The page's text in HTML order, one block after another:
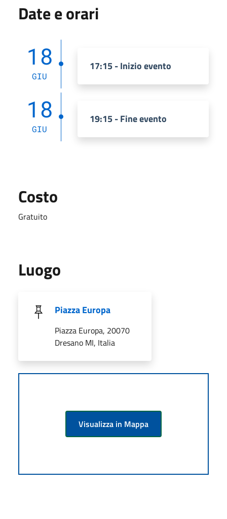
Date e orari
18
GIU
17:15 - Inizio evento
18
GIU
19:15 - Fine evento
Costo
Gratuito
Luogo
Piazza Europa
Piazza Europa, 20070
Dresano MI, Italia
Visualizza in Mappa